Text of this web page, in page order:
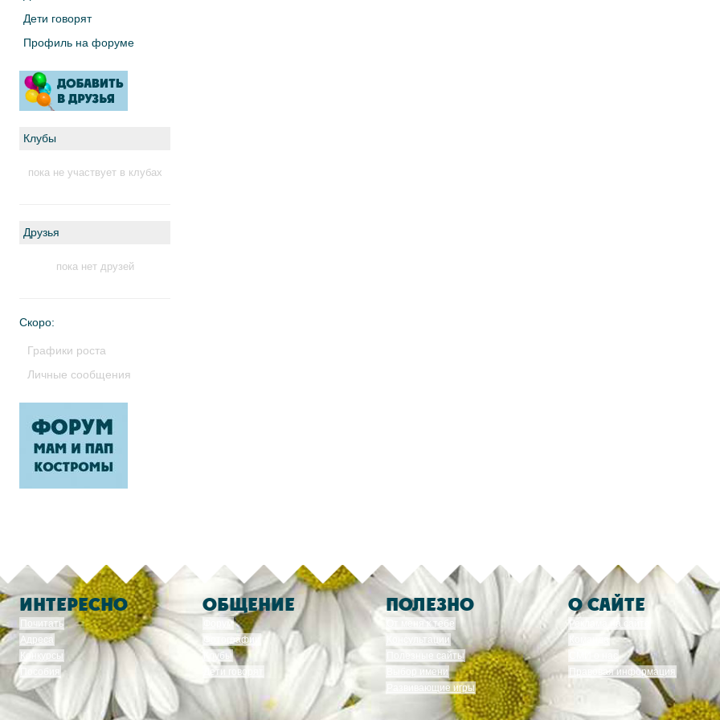
Дети говорят
Профиль на форуме
Клубы
пока не участвует в клубах
Друзья
пока нет друзей
Скоро:
Графики роста
Личные сообщения
ИНТЕРЕСНО
Почитать
Адреса
Конкурсы
Пособия
ОБЩЕНИЕ
Форум
Фотографии
Клубы
Дети говорят
ПОЛЕЗНО
От меня к тебе
Консультации
Полезные сайты
Выбор имени
Развивающие игры
О САЙТЕ
Реклама на сайте
Правовая информация